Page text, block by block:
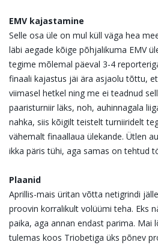
EMV kajastamine
Selle osa üle on mul küll väga hea
läbi aegade kõige põhjalikuma EMV
tegime mõlemal päeval 3-4
finaali kajastus jäi ära asjaolu tõttu,
viimasel hetkel ning me ei teadnud
paaristurniir läks, noh, auhinnagala
nahka, siis kõigilt teistelt turniiridelt
vähemalt finaallaua ülekande. Ütlen
ikka päris tühi, aga samas on tehtud
Plaanid
Aprillis-mais üritan võtta netigrindi
proovin korralikult volüümi teha. Eks
paika, aga annan endast parima. Mai
tulemas koos Triobetiga üks põnev